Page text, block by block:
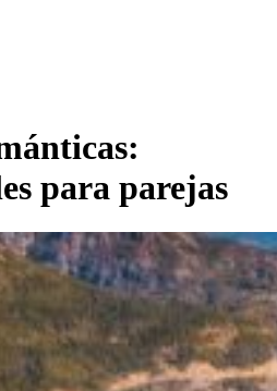
para parejas